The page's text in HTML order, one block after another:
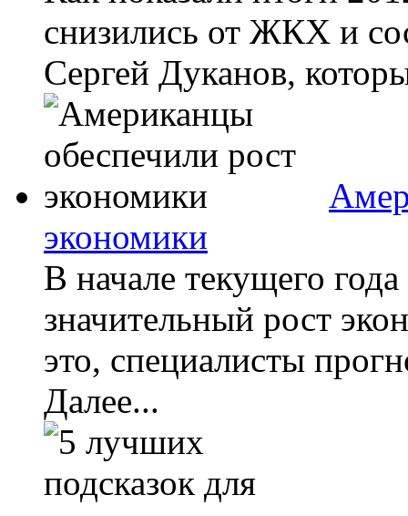
снизились от ЖКХ и
Сергей Дуканов,
экономики
В начале текущего
значительный рост
это, специалисты
Далее...